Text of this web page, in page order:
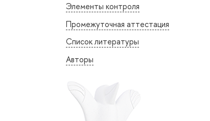
Элементы контроля
Промежуточная аттестация
Список литературы
Авторы